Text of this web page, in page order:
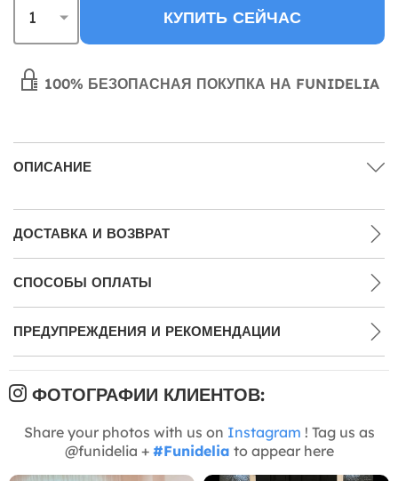
КУПИТЬ СЕЙЧАС
100% БЕЗОПАСНАЯ ПОКУПКА НА FUNIDELIA
ОПИСАНИЕ
ДОСТАВКА И ВОЗВРАТ
СПОСОБЫ ОПЛАТЫ
ПРЕДУПРЕЖДЕНИЯ И РЕКОМЕНДАЦИИ
ФОТОГРАФИИ КЛИЕНТОВ:
Share your photos with us on Instagram ! Tag us as
@funidelia + #Funidelia to appear here